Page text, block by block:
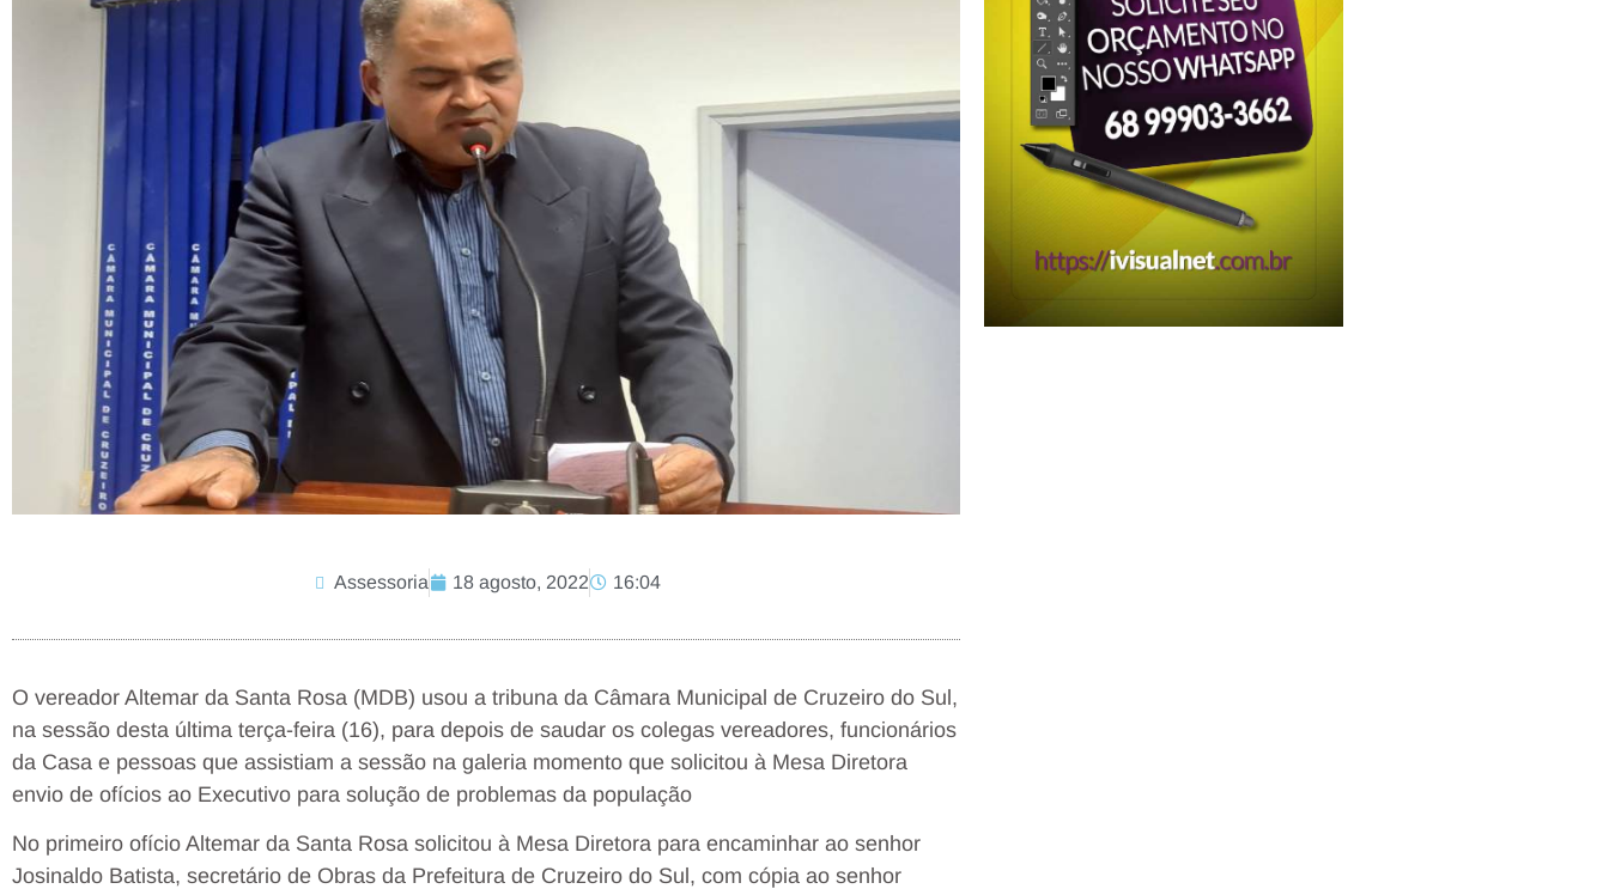
Assessoria 18 agosto, 2022 16:04
O vereador Altemar da Santa Rosa (MDB) usou a tribuna da Câmara Municipal de Cruzeiro do Sul,
na sessão desta última terça-feira (16), para depois de saudar os colegas vereadores, funcionários
da Casa e pessoas que assistiam a sessão na galeria momento que solicitou à Mesa Diretora
envio de ofícios ao Executivo para solução de problemas da população
No primeiro ofício Altemar da Santa Rosa solicitou à Mesa Diretora para encaminhar ao senhor
Josinaldo Batista, secretário de Obras da Prefeitura de Cruzeiro do Sul, com cópia ao senhor